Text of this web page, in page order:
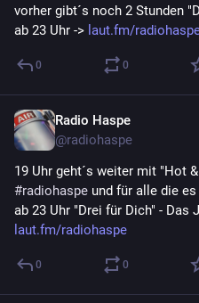
vorher gibt´s noch 2 Stunden
ab 23 Uhr -> laut.fm/
0 0
Radio Haspe
@radiohaspe
#radiohaspe und für alle die es
ab 23 Uhr "Drei für Dich" - Das
laut.fm/radiohaspe
0 0